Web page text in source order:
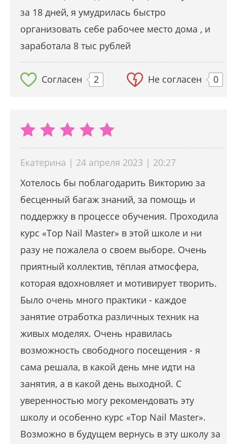
за 18 дней, я умудрилась быстро
организовать себе рабочее место дома , и
заработала 8 тыс рублей
Согласен 2 Не согласен 0
Екатерина | 24 апреля 2023 | 20:27
Хотелось бы поблагодарить Викторию за
бесценный багаж знаний, за помощь и
поддержку в процессе обучения. Проходила
курс «Top Nail Master» в этой школе и ни
разу не пожалела о своем выборе. Очень
приятный коллектив, тёплая атмосфера,
которая вдохновляет и мотивирует творить.
Было очень много практики - каждое
занятие отработка различных техник на
живых моделях. Очень нравилась
возможность свободного посещения - я
сама решала, в какой день мне идти на
занятия, а в какой день выходной. С
уверенностью могу рекомендовать эту
школу и особенно курс «Top Nail Master».
Возможно в будущем вернусь в эту школу за